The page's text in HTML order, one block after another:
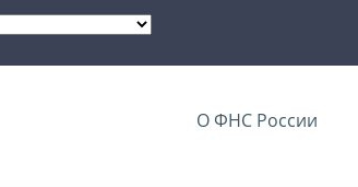
О ФНС России